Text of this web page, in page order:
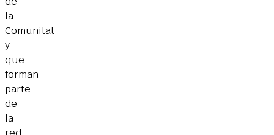
la
Comunitat
y
que
forman
parte
de
la